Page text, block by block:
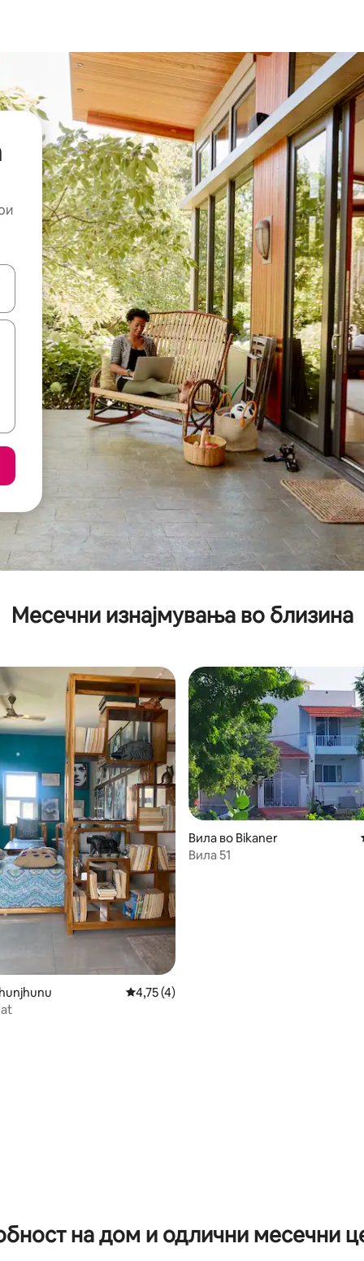
со стрелки нагоре и надолу или истражувајте со
Месечни изнајмувања во близина
5, 12 рецензии
Просечна оцена: 4,75 од 5, 4 рецензии
4,75 (4)
Вила во Bikaner
Вила 51
на дом и одлични месечни